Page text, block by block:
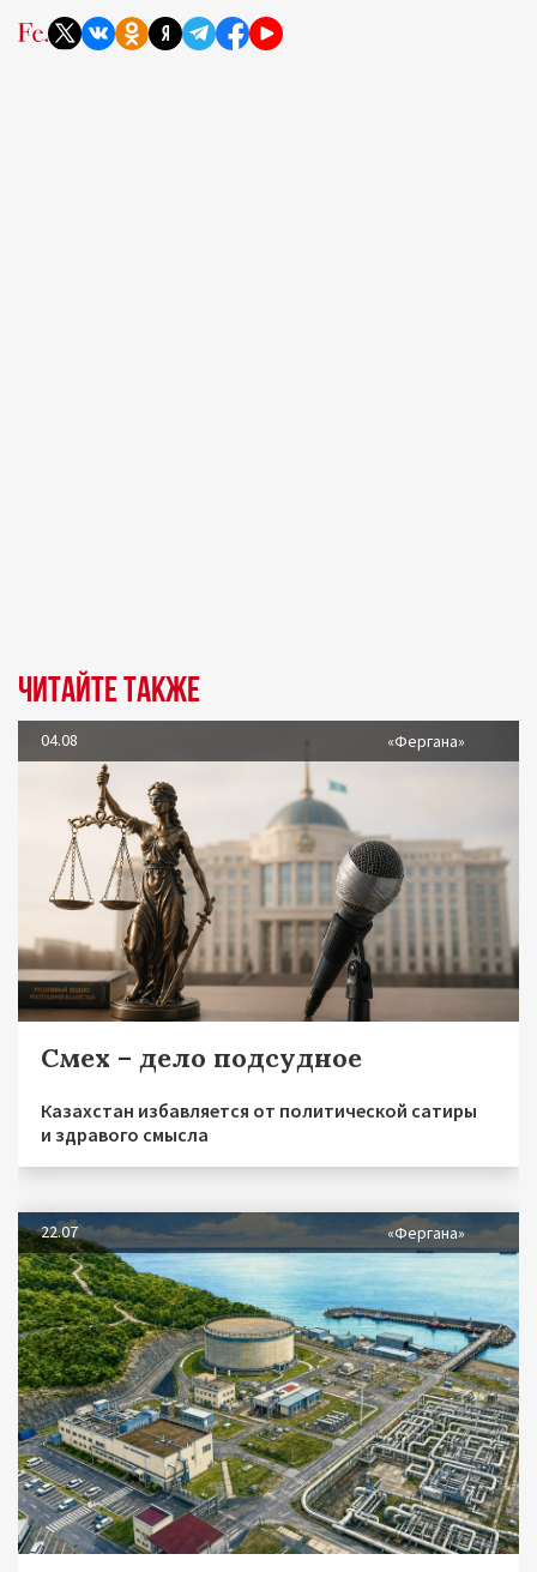
Читайте также
04.08 «Фергана»
Смех – дело подсудное
Казахстан избавляется от политической сатиры
и здравого смысла
22.07 «Фергана»